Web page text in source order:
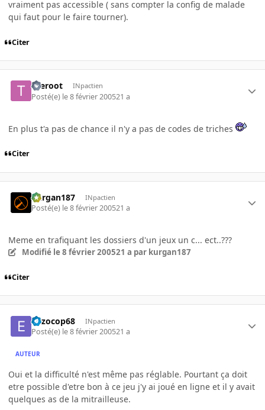
vraiment pas accessible ( sans compter la config de malade
qui faut pour le faire tourner).
Citer
theroot INpactien
Posté(e) le 8 février 200521 a
En plus t'a pas de chance il n'y a pas de codes de triches
Citer
kurgan187 INpactien
Posté(e) le 8 février 200521 a
Meme en trafiquant les dossiers d'un jeux un c... ect..???
Modifié le 8 février 200521 a par kurgan187
Citer
enzocop68 INpactien
Posté(e) le 8 février 200521 a
AUTEUR
Oui et la difficulté n'est même pas réglable. Pourtant ça doit
etre possible d'etre bon à ce jeu j'y ai joué en ligne et il y avait
quelques as de la mitrailleuse.